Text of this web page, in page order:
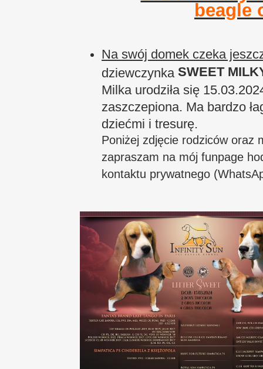
beagle
Na swój domek czeka
dziewczynka SWEET
Milka urodziła się
zaszczepiona. Ma bardzo
dziećmi i tresurę.
Poniżej zdjęcie rodziców oraz
zapraszam na mój funpage
kontaktu prywatnego